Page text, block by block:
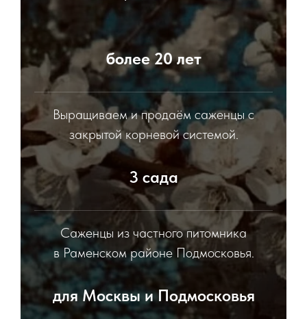
более 20 лет
Выращиваем и продаём саженцы с
закрытой корневой системой.
3 сада
Саженцы из частного питомника
в Раменском районе Подмосковья.
для Москвы и Подмосковья